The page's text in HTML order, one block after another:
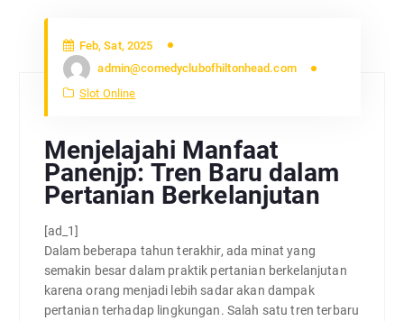
Feb, Sat, 2025
admin@comedyclubofhiltonhead.com
Slot Online
Menjelajahi Manfaat
Panenjp: Tren Baru dalam
Pertanian Berkelanjutan
[ad_1]
Dalam beberapa tahun terakhir, ada minat yang
semakin besar dalam praktik pertanian berkelanjutan
karena orang menjadi lebih sadar akan dampak
pertanian terhadap lingkungan. Salah satu tren terbaru